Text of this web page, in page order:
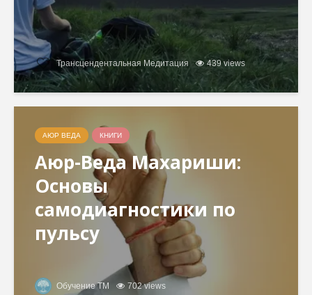
Трансцендентальная Медитация 439 views
АЮР ВЕДА КНИГИ
Аюр-Веда Махариши:
Основы
самодиагностики по
пульсу
Обучение ТМ 702 views